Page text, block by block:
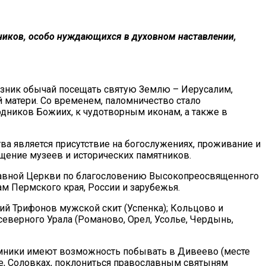
особо нуждающихся в духовном наставлении,
обычай посещать святую Землю – Иерусалим,
Со временем, паломничество стало
Божиих, к чудотворным иконам, а также в
является присутствие на богослужениях, проживание и
музеев и исторических памятников.
Церкви по благословению Высокопреосвященного
Пермского края, России и зарубежья.
Трифонов мужской скит (Успенка); Кольцово и
Урала (Романово, Орел, Усолье, Чердынь,
имеют возможность побывать в Дивеево (месте
Соловках, поклониться православным святыням